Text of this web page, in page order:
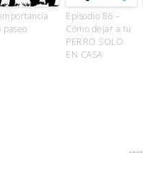
paseo
Episodio 86 –
Cómo dejar a tu
PERRO SOLO
EN CASA